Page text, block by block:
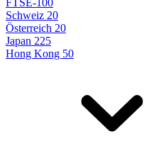
FTSE-100
Schweiz 20
Österreich 20
Japan 225
Hong Kong 50